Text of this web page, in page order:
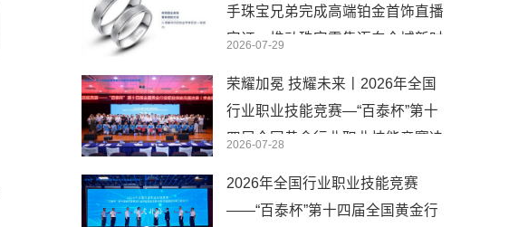
手珠宝兄弟完成高端铂金首饰直播
实证，推动珠宝零售迈向全域新时
2026-07-29
荣耀加冕 技耀未来丨2026年全国
行业职业技能竞赛—“百泰杯”第十
四届全国黄金行业职业技能竞赛决
2026-07-28
2026年全国行业职业技能竞赛
——“百泰杯”第十四届全国黄金行